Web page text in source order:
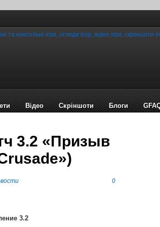
Відео Cкріншоти Блоги
3.2 «Призыв
0
3.2